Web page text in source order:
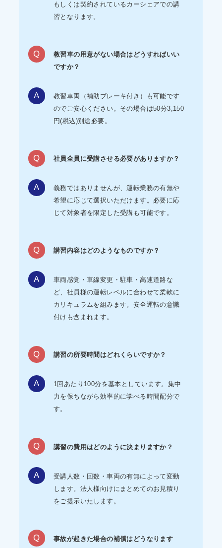
もしくは契約されているカーシェアでの講
習となります。
教習車の用意がない場合はどうすればいい
ですか？
教習車両（補助ブレーキ付き）も可能です
のでご安心ください。その場合は50分3,150
円(税込)別途必要。
社員全員に受講させる必要がありますか？
義務ではありませんが、運転業務の有無や
希望に応じて選択いただけます。必要に応
じて対象者を限定した受講も可能です。
講習内容はどのようなものですか？
車両感覚・車線変更・駐車・高速道路な
ど、社員様の運転レベルに合わせて柔軟に
カリキュラムを組みます。安全運転の意識
付けも含まれます。
講習の所要時間はどれくらいですか？
1回あたり100分を基本としています。集中
力を保ちながら効率的に学べる時間配分で
す。
講習の費用はどのように決まりますか？
受講人数・回数・車両の有無によって変動
します。法人様向けにまとめてのお見積り
をご提示いたします。
事故が起きた場合の補償はどうなります